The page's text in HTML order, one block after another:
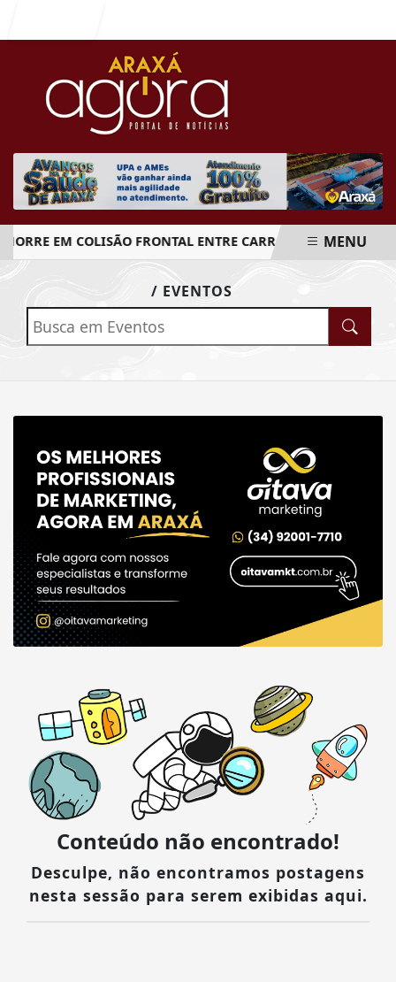
EM COLISÃO FRONTAL ENTRE CARRO E CAMINHÃO
MENU
/ EVENTOS
Conteúdo não encontrado!
Desculpe, não encontramos postagens
nesta sessão para serem exibidas aqui.